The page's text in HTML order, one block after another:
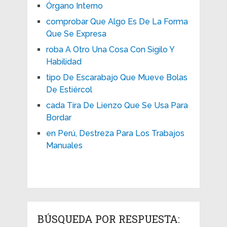
Órgano Interno
comprobar Que Algo Es De La Forma
Que Se Expresa
roba A Otro Una Cosa Con Sigilo Y
Habilidad
tipo De Escarabajo Que Mueve Bolas
De Estiércol
cada Tira De Lienzo Que Se Usa Para
Bordar
en Perú, Destreza Para Los Trabajos
Manuales
BÚSQUEDA POR RESPUESTA: